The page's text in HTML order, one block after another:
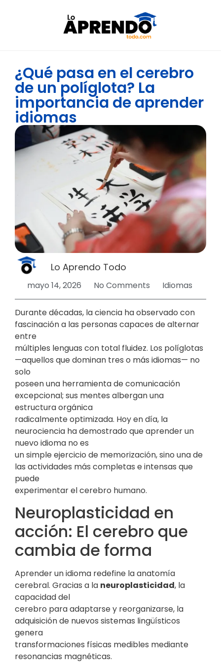
¿Qué pasa en el cerebro
de un políglota? La
importancia de aprender
idiomas
Lo Aprendo Todo
mayo 14, 2026 No Comments Idiomas
Durante décadas, la ciencia ha observado con
fascinación a las personas capaces de alternar
entre
múltiples lenguas con total fluidez. Los políglotas
—aquellos que dominan tres o más idiomas— no
solo
poseen una herramienta de comunicación
excepcional; sus mentes albergan una
estructura orgánica
radicalmente optimizada. Hoy en día, la
neurociencia ha demostrado que aprender un
nuevo idioma no es
un simple ejercicio de memorización, sino una de
las actividades más completas e intensas que
puede
experimentar el cerebro humano.
Neuroplasticidad en
acción: El cerebro que
cambia de forma
Aprender un idioma redefine la anatomía
cerebral. Gracias a la neuroplasticidad, la
capacidad del
cerebro para adaptarse y reorganizarse, la
adquisición de nuevos sistemas lingüísticos
genera
transformaciones físicas medibles mediante
resonancias magnéticas.